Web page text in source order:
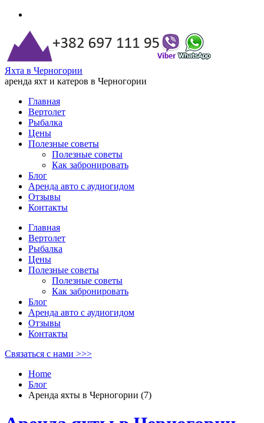
Яхта в Черногории
аренда яхт и катеров в Черногории
Главная
Вертолет
Рыбалка
Цены
Полезные советы
Полезные советы
Как забронировать
Блог
Аренда авто с аудиогидом
Отзывы
Контакты
Главная
Вертолет
Рыбалка
Цены
Полезные советы
Полезные советы
Как забронировать
Блог
Аренда авто с аудиогидом
Отзывы
Контакты
Связаться с нами >>>
Home
Блог
Аренда яхты в Черногории (7)